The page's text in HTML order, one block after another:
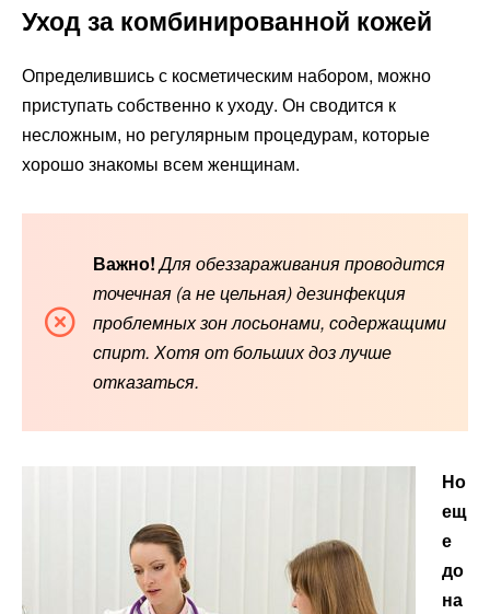
Уход за комбинированной кожей
Определившись с косметическим набором, можно
приступать собственно к уходу. Он сводится к
несложным, но регулярным процедурам, которые
хорошо знакомы всем женщинам.
Важно! Для обеззараживания проводится
точечная (а не цельная) дезинфекция
проблемных зон лосьонами, содержащими
спирт. Хотя от больших доз лучше
отказаться.
Но
ещ
е
до
на